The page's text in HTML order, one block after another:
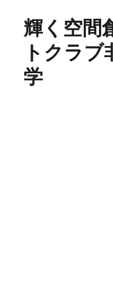
ー
輝く空間
トクラ
学